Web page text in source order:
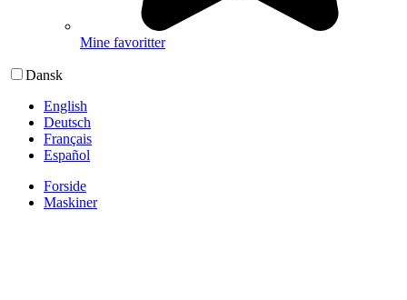
Mine favoritter
Dansk
English
Deutsch
Français
Español
Forside
Maskiner